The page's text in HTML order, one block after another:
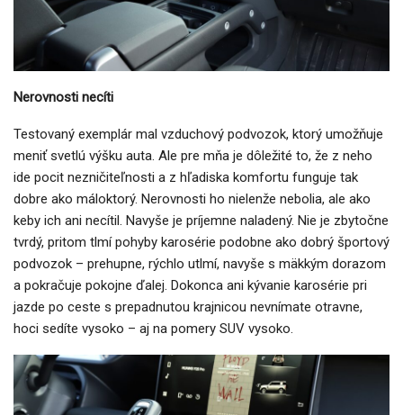
Nerovnosti necíti
Testovaný exemplár mal vzduchový podvozok, ktorý umožňuje
meniť svetlú výšku auta. Ale pre mňa je dôležité to, že z neho
ide pocit nezničiteľnosti a z hľadiska komfortu funguje tak
dobre ako máloktorý. Nerovnosti ho nielenže nebolia, ale ako
keby ich ani necítil. Navyše je príjemne naladený. Nie je zbytočne
tvrdý, pritom tlmí pohyby karosérie podobne ako dobrý športový
podvozok – prehupne, rýchlo utlmí, navyše s mäkkým dorazom
a pokračuje pokojne ďalej. Dokonca ani kývanie karosérie pri
jazde po ceste s prepadnutou krajnicou nevnímate otravne,
hoci sedíte vysoko – aj na pomery SUV vysoko.